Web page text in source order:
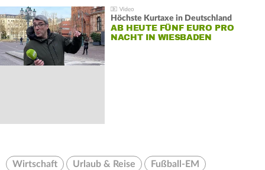
Höchste Kurtaxe in Deutschland
AB HEUTE FÜNF EURO PRO
NACHT IN WIESBADEN
Wirtschaft Urlaub & Reise Fußball-EM